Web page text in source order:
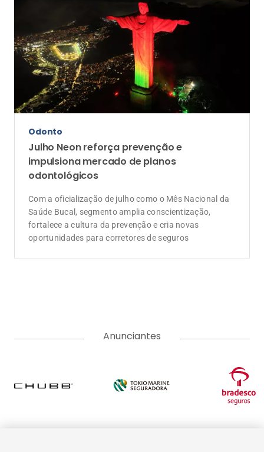
Odonto
Julho Neon reforça prevenção e
impulsiona mercado de planos
odontológicos
Com a oficialização de julho como o Mês Nacional da
Saúde Bucal, segmento amplia conscientização,
fortalece a cultura da prevenção e cria novas
oportunidades para corretores de seguros
Anunciantes